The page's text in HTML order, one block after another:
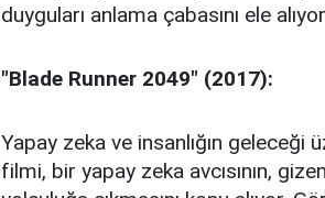
duyguları anlama çabasını ele
"Blade Runner 2049" (2017):
Yapay zeka ve insanlığın geleceği
filmi, bir yapay zeka avcısının,